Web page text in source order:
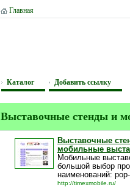
Главная
Каталог Добавить ссылку
Выставочные стенды и
Выставочные
мобильные
Мобильные
большой выбор
наименований:
http://timexmobile.ru/